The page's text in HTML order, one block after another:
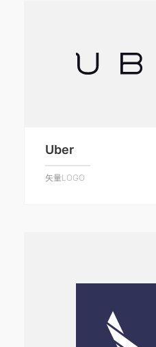
Uber
矢量LOGO